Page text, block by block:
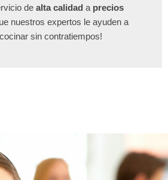
de alta calidad a precios
nuestros expertos le ayuden a
sin contratiempos!